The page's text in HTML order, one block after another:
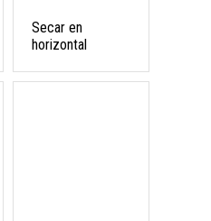
Secar en
horizontal